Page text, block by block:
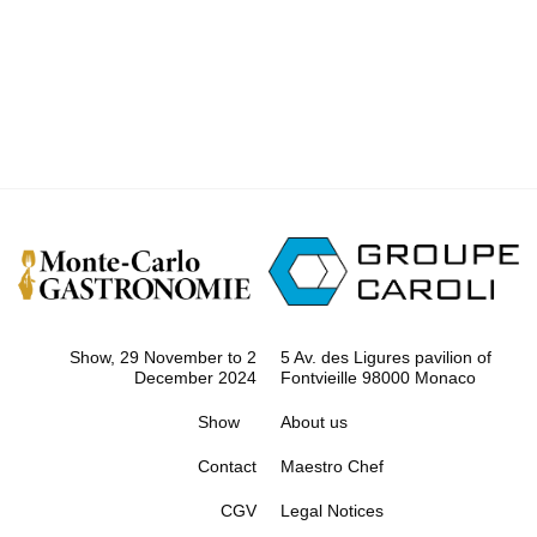
Show, 29 November to 2
December 2024
5 Av. des Ligures pavilion of
Fontvieille 98000 Monaco
Show
Contact
About us
Maestro Chef
CGV Legal Notices